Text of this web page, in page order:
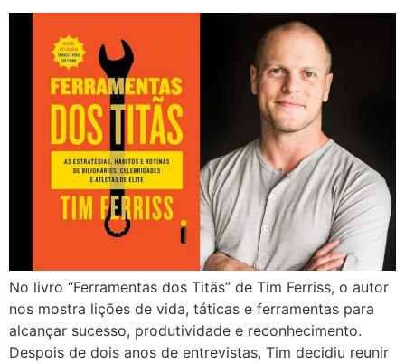
No livro “Ferramentas dos Titãs” de Tim Ferriss, o autor
nos mostra lições de vida, táticas e ferramentas para
alcançar sucesso, produtividade e reconhecimento.
Despois de dois anos de entrevistas, Tim decidiu reunir